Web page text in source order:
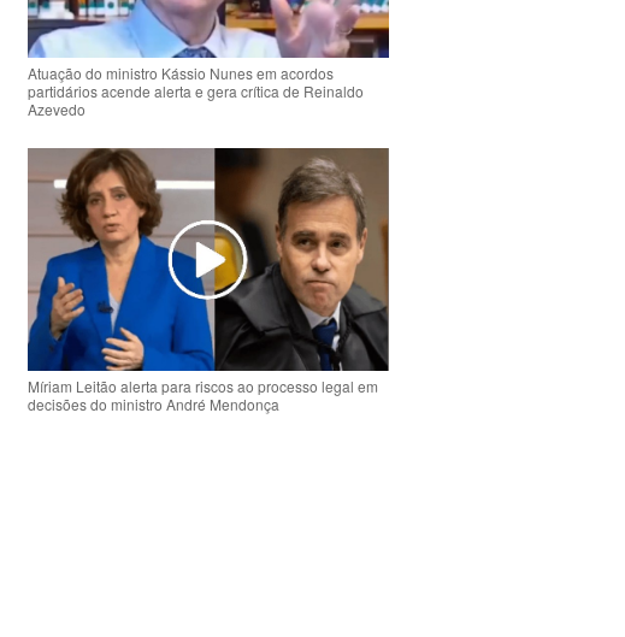
Atuação do ministro Kássio Nunes em acordos
partidários acende alerta e gera crítica de Reinaldo
Azevedo
Míriam Leitão alerta para riscos ao processo legal em
decisões do ministro André Mendonça